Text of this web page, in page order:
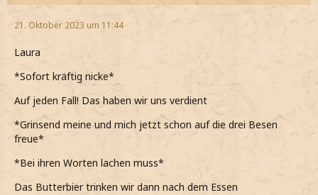
21. Oktober 2023 um 11:44
Laura
*Sofort kräftig nicke*
Auf jeden Fall! Das haben wir uns verdient
*Grinsend meine und mich jetzt schon auf die drei Besen
freue*
*Bei ihren Worten lachen muss*
Das Butterbier trinken wir dann nach dem Essen